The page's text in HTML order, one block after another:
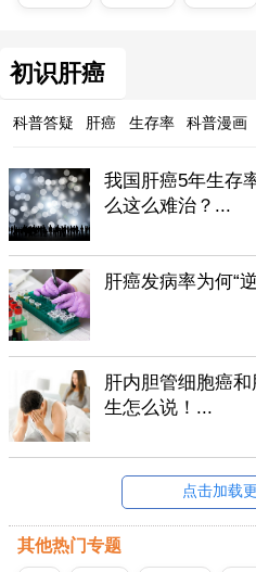
初识肝癌
科普答疑 肝癌 生存率 科普漫画
我国肝癌5年生存
么这么难治？...
肝癌发病率为何“
肝内胆管细胞癌
生怎么说！...
点击加载
其他热门专题